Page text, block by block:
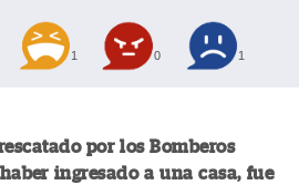
1 0 1
por los Bomberos
ingresado a una casa, fue